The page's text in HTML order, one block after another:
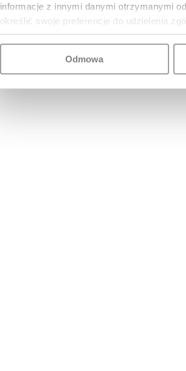
informacje z innymi danymi otrzymanymi
określić swoje preferencje do udzielenia
Odmowa